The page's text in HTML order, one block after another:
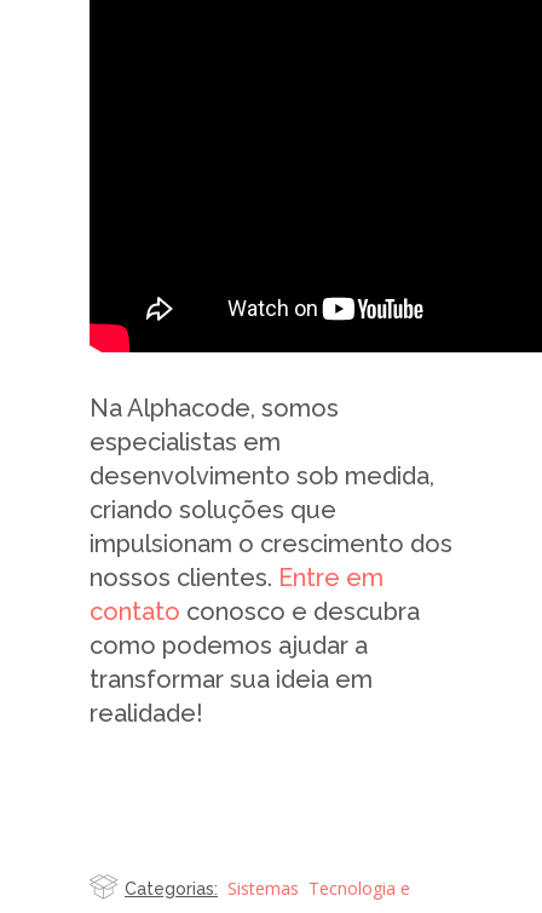
Na Alphacode, somos
especialistas em
desenvolvimento sob medida,
criando soluções que
impulsionam o crescimento dos
nossos clientes. Entre em
contato conosco e descubra
como podemos ajudar a
transformar sua ideia em
realidade!
Categorias: Sistemas Tecnologia e